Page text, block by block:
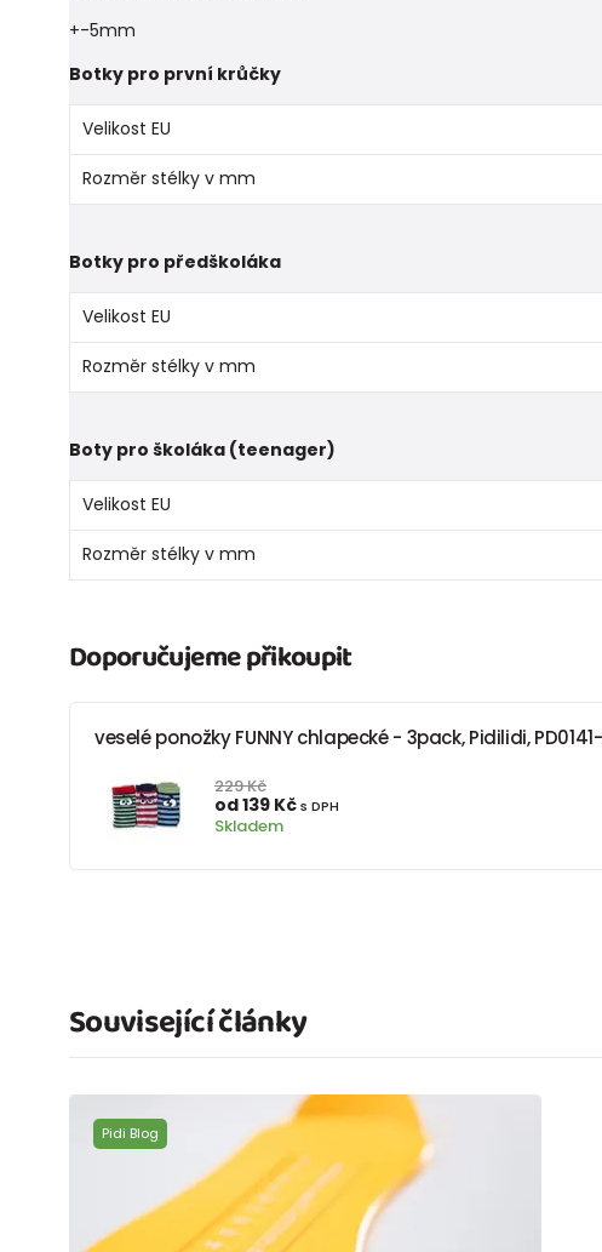
+-5mm
Botky pro první krůčky
Velikost EU
Rozměr stélky v mm
Botky pro předškoláka
Velikost EU
Rozměr stélky v mm
Boty pro školáka (teenager)
Velikost EU
Rozměr stélky v mm
Doporučujeme přikoupit
veselé ponožky FUNNY chlapecké - 3pack, Pidilidi,
229 Kč
od 139 Kčs DPH
Skladem
Související články
Pidi Blog